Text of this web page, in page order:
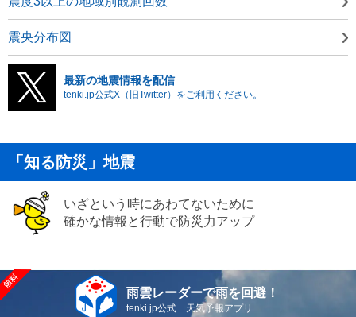
震央分布図
最新の地震情報を配信
tenki.jp公式X（旧Twitter）をご利用ください。
「知る防災」地震
いざという時にあわてないために
確かな情報と行動で防災力アップ
雨雲レーダーで雨を回避！
tenki.jp公式 天気予報アプリ